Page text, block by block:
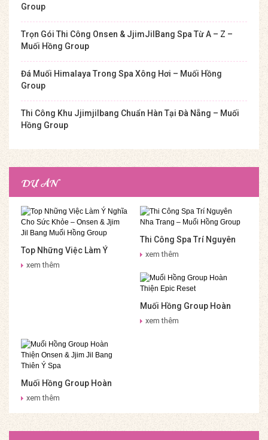
Group
Trọn Gói Thi Công Onsen & JjimJilBang Spa Từ A – Z –
Muối Hồng Group
Đá Muối Himalaya Trong Spa Xông Hơi – Muối Hồng
Group
Thi Công Khu Jjimjilbang Chuẩn Hàn Tại Đà Nẵng – Muối
Hồng Group
DỰ ÁN
Top Những Việc Làm Ý
Nghĩa Cho Sức Khỏe –
xem thêm
Thi Công Spa Trí Nguyên
Nha Trang – Muối Hồng
xem thêm
Muối Hồng Group Hoàn
Thiện Epic Reset
xem thêm
Muối Hồng Group Hoàn
Thiện Onsen & Jjim Jil
xem thêm